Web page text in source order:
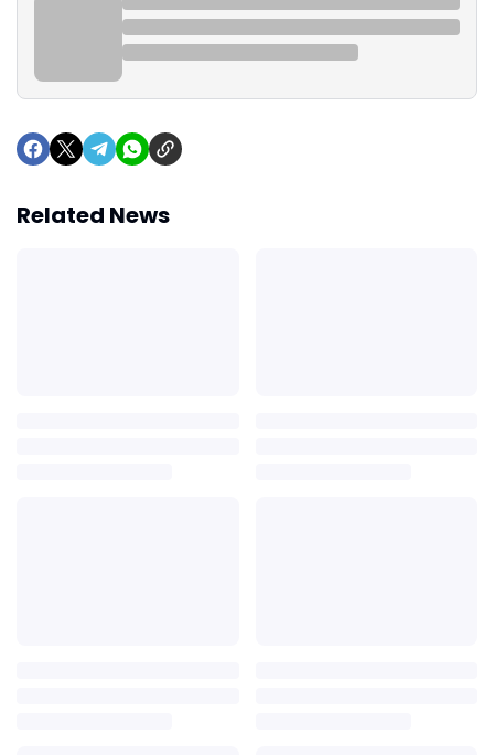
Related News